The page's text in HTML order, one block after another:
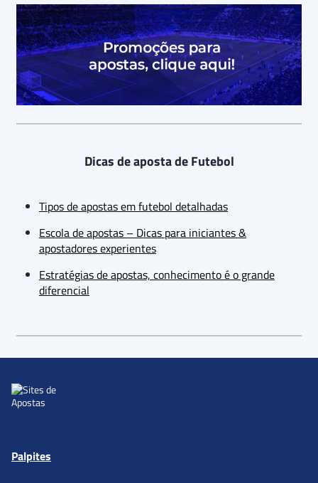
Dicas de aposta de Futebol
Tipos de apostas em futebol detalhadas
Escola de apostas – Dicas para iniciantes &
apostadores experientes
Estratégias de apostas, conhecimento é o grande
diferencial
Palpites